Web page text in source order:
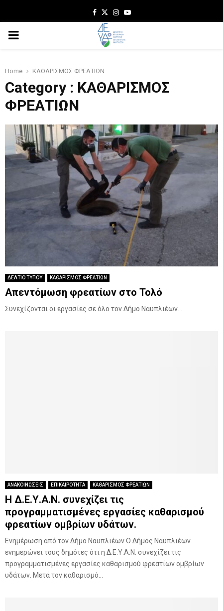
Facebook
TwitterInstagram
Youtube
PRIMARY
Home ΚΑΘΑΡΙΣΜΟΣ ΦΡΕΑΤΙΩΝ
Category : ΚΑΘΑΡΙΣΜΟΣ
ΦΡΕΑΤΙΩΝ
ΔΕΛΤΙΟ ΤΥΠΟΥ ΚΑΘΑΡΙΣΜΟΣ ΦΡΕΑΤΙΩΝ
Απεντόμωση φρεατίων στο Τολό
Συνεχίζονται οι εργασίες σε όλο τον Δήμο Ναυπλιέων...
ΑΝΑΚΟΙΝΩΣΕΙΣ ΕΠΙΚΑΙΡΟΤΗΤΑ ΚΑΘΑΡΙΣΜΟΣ ΦΡΕΑΤΙΩΝ
H Δ.Ε.Υ.Α.Ν. συνεχίζει τις
προγραμματισμένες εργασίες καθαρισμού
φρεατίων ομβρίων υδάτων.
Ενημέρωση από τον Δήμο Ναυπλιέων Ο Δήμος Ναυπλιέων
ενημερώνει τους δημότες ότι η Δ.Ε.Υ.Α.Ν. συνεχίζει τις
προγραμματισμένες εργασίες καθαρισμού φρεατίων ομβρίων
υδάτων. Μετά τον καθαρισμό...